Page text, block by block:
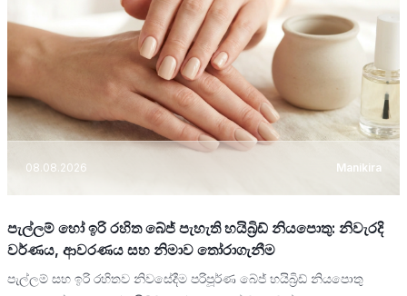
08.08.2026 Manikira
පැල්ලම් හෝ ඉරි රහිත බේජ් පැහැති හයිබ්‍රිඩ් නියපොතු: නිවැරදි
වර්ණය, ආවරණය සහ නිමාව තෝරාගැනීම
පැල්ලම් සහ ඉරි රහිතව නිවසේදීම පරිපූර්ණ බේජ් හයිබ්‍රිඩ් නියපොතු